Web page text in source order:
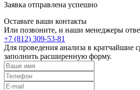
Заявка отправлена успешно
Оставьте ваши контакты
Или позвоните, и наши менеджеры
+7 (812) 309-53-81
Для проведения анализа в кратчайшие
заполнить расширенную форму.